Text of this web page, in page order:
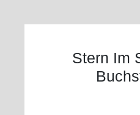
Stern Im